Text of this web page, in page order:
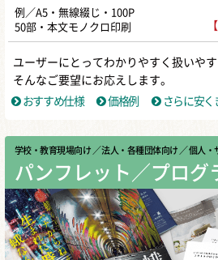
例／A5・無線綴じ・100P
50部・本文モノクロ印刷
ユーザーにとってわかりやすく扱いや
そんなご要望にお応えします。
おすすめ仕様
価格例 さらに安く
学校・教育現場向け ／ 法人・各種団体向け ／ 個人・
パンフレット／プログ